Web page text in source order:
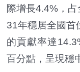
際增長4.4%，
31年穩居全國首
的貢獻率達
百分點，呈現穩